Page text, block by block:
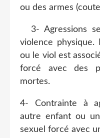
ou des armes
3- Agressions
violence physique.
ou le viol est
forcé avec des
mortes.
4- Contrainte à
autre enfant ou
sexuel forcé avec